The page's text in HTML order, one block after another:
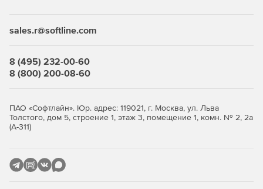
сетей общего пользования
Криптографическая защита передаваемых данных в
Межсетевое экранирование – защита внутренних
ресурсам VPN-сети.
sales.r@softline.com
8 (495) 232-00-60
8 (800) 200-08-60
ПАО «Софтлайн». Юр. адрес: 119021, г. Москва, ул. Льва
Толстого, дом 5, строение 1, этаж 3, помещение 1, комн. № 2, 2а
(А-311)